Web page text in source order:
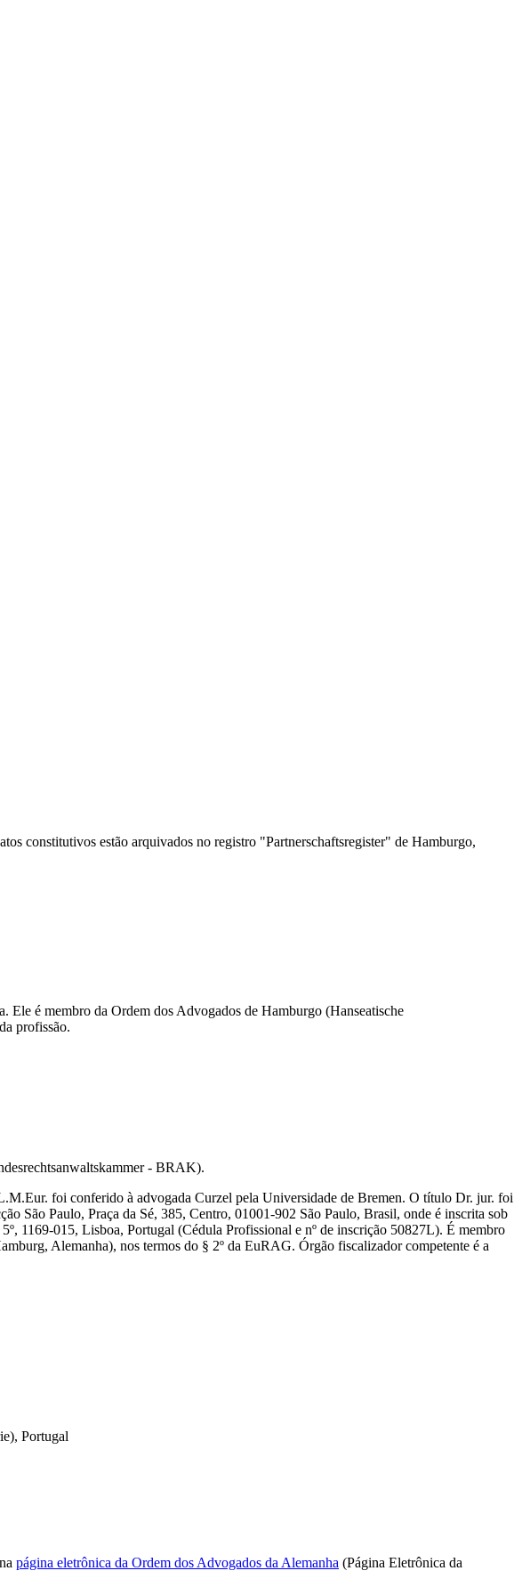
constitutivos estão arquivados no registro "Partnerschaftsregister" de Hamburgo,
é membro da Ordem dos Advogados de Hamburgo (Hanseatische
profissão.
- BRAK).
foi conferido à advogada Curzel pela Universidade de Bremen. O título Dr. jur. foi
São Paulo, Praça da Sé, 385, Centro, 01001-902 São Paulo, Brasil, onde é inscrita sob
1169-015, Lisboa, Portugal (Cédula Profissional e nº de inscrição 50827L). É membro
Alemanha), nos termos do § 2º da EuRAG. Órgão fiscalizador competente é a
Portugal
página eletrônica da Ordem dos Advogados da Alemanha (Página Eletrônica da